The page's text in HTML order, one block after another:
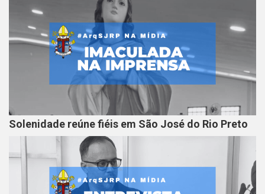
Solenidade reúne fiéis em São José do Rio Preto